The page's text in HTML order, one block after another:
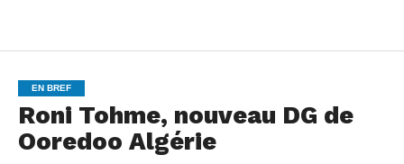
EN BREF
Roni Tohme, nouveau DG de
Ooredoo Algérie